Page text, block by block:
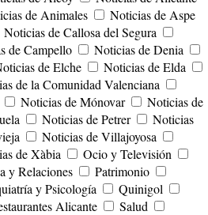
de Animales
Noticias de Aspe
Noticias de Callosa del Segura
de Campello
Noticias de Denia
de Elche
Noticias de Elda
de la Comunidad Valenciana
Noticias de Mónovar
Noticias de
Noticias de Petrer
Noticias
Noticias de Villajoyosa
de Xàbia
Ocio y Televisión
y Relaciones
Patrimonio
y Psicología
Quinigol
Alicante
Salud